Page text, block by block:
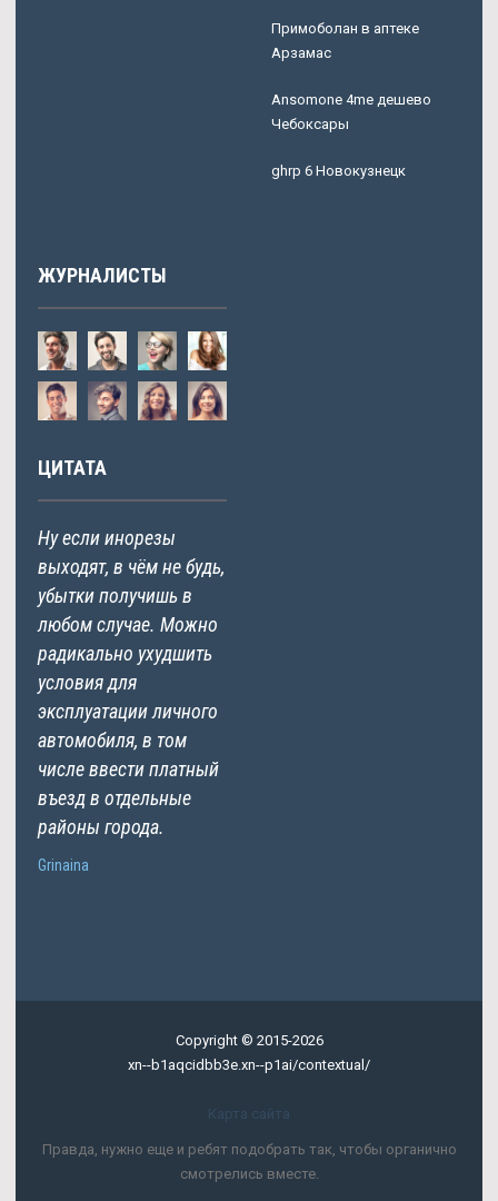
Примоболан в аптеке
Арзамас
Ansomone 4me дешево
Чебоксары
ghrp 6 Новокузнецк
ЖУРНАЛИСТЫ
ЦИТАТА
Ну если инорезы
выходят, в чём не будь,
убытки получишь в
любом случае. Можно
радикально ухудшить
условия для
эксплуатации личного
автомобиля, в том
числе ввести платный
въезд в отдельные
районы города.
Grinaina
Copyright © 2015-2026
xn--b1aqcidbb3e.xn--p1ai/contextual/
Карта сайта
Правда, нужно еще и ребят подобрать так, чтобы органично
смотрелись вместе.